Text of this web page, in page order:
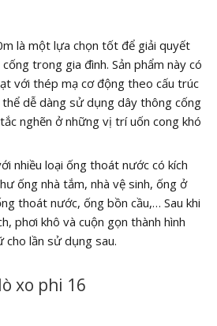
là một lựa chọn tốt để giải quyết
trong gia đình. Sản phẩm này có
với thép mạ cơ động theo cấu trúc
dễ dàng sử dụng dây thông cống
nghẽn ở những vị trí uốn cong khó
nhiều loại ống thoát nước có kích
ống nhà tắm, nhà vệ sinh, ống ở
thoát nước, ống bồn cầu,… Sau khi
phơi khô và cuộn gọn thành hình
lần sử dụng sau.
xo phi 16